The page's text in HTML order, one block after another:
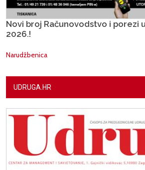
Novi broj Računovodstvo i porezi
2026.!
Narudžbenica
UDRUGA.HR